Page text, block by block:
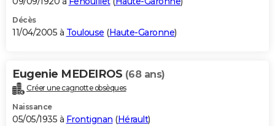
Décès
11/04/2005 à Toulouse (Haute-Garonne)
Eugenie MEDEIROS (68 ans)
Créer une cagnotte obsèques
Naissance
05/05/1935 à Frontignan (Hérault)